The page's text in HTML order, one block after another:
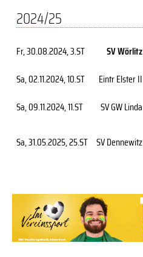
2024/25
Fr, 30.08.2024, 3.ST SV Wörlitz
Sa, 02.11.2024, 10.ST Eintr Elster II
Sa, 09.11.2024, 11.ST SV GW Linda
Sa, 31.05.2025, 25.ST SV Dennewitz